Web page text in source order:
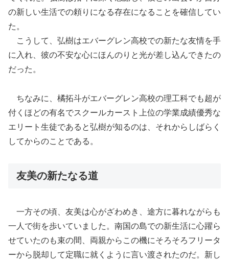
の新しい生活での頼りになる存在になることを確信してい
た。
こうして、弘樹はエバーグレン高校での新たな友情を手
に入れ、彼の不安な心にほんのりと光が差し込んできたの
だった。
ちなみに、橘拓斗がエバーグレン高校の理工科でも超が
付くほどの有名でスクールカースト上位の学業成績優秀な
エリート生徒であると弘樹が知るのは、それからしばらく
してからのことである。
友美の新たなる道
一方その頃、友美は心がざわめき、途方に暮れながらも
一人で街を歩いていました。南国の島での新生活に心躍ら
せていたのも束の間、両親からこの機にそろそろフリータ
ーから脱却して定職に就くように言い渡されたのだ。新し